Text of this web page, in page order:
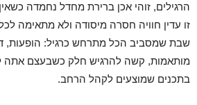
הרגילים, זוהי אכן ברירת מחדל נחמדה
זו עדין חוויה חסרה מיסודה ולא מתאימה
שבת שמסביב הכל מתרחש כרגיל: הופעות,
מותאמות, קשה להרגיש חלק כשבעצם אתה
בתכנים שמוצעים לקהל הרחב.